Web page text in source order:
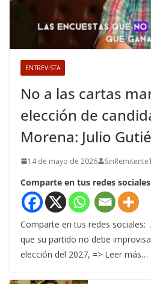
ENTREVISTA
No a las cartas
elección de
Morena: Julio
14 de mayo de 2026
Comparte en tus redes
Comparte en tus redes
que su partido no debe
elección del 2027, => Leer más…